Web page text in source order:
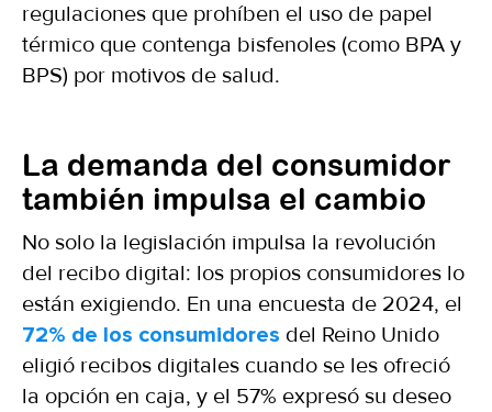
regulaciones que prohíben el uso de papel
térmico que contenga bisfenoles (como BPA y
BPS) por motivos de salud.
La demanda del consumidor
también impulsa el cambio
No solo la legislación impulsa la revolución
del recibo digital: los propios consumidores lo
están exigiendo. En una encuesta de 2024, el
72% de los consumidores del Reino Unido
eligió recibos digitales cuando se les ofreció
la opción en caja, y el 57% expresó su deseo